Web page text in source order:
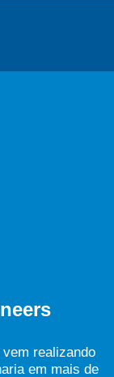
vem realizando
em mais de